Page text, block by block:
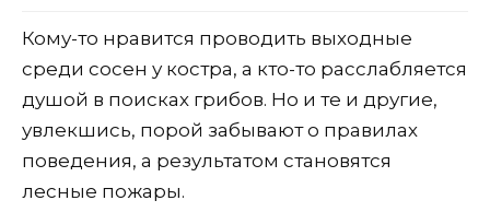
Кому-то нравится проводить выходные
среди сосен у костра, а кто-то расслабляется
душой в поисках грибов. Но и те и другие,
увлекшись, порой забывают о правилах
поведения, а результатом становятся
лесные пожары.